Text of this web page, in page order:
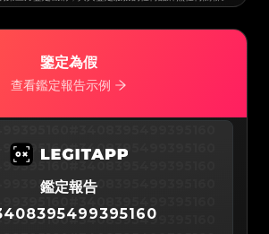
#3066123689299189
#3066123689299189
#3066123689299189
#3066123689299189
#3066123689299189
#3066123689299189
#3066123689299189
#3066123689299189
#3066123689299189
#3066123689299189
#3066123689299189
#3066123689299189
#3066123689299189
#3066123689299189
#3066123689299189
#3066123689299189
#3066123689299189
#3066123689299189
鑒定為假
查看鑑定報告示例
#3408395499395160
#3408395499395160
#3408395499395160
#3408395499395160
鑑定報告